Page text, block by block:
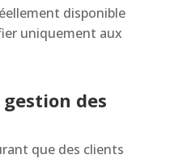
disponible
uniquement aux
des
que des clients